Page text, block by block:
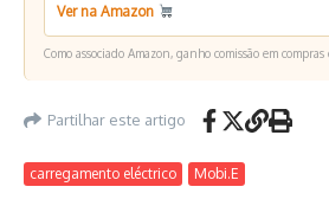
Ver na Amazon
Como associado Amazon, ganho comissão em compras
Partilhar este artigo
carregamento eléctrico Mobi.E